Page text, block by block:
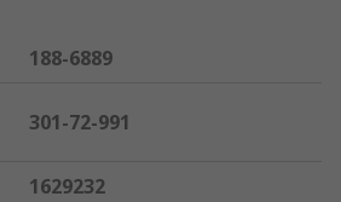
188-6889
301-72-991
1629232